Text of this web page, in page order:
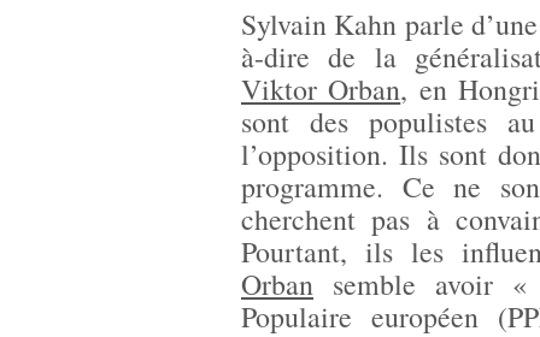
Sylvain Kahn parle
à-dire de la
Viktor Orban, en
sont des populistes
l’opposition. Ils sont
programme. Ce ne
cherchent pas à
Pourtant, ils les
Orban semble avoir
Populaire européen